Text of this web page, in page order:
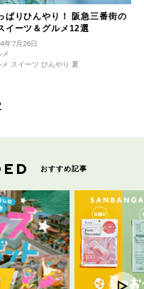
ぱりひんやり！ 阪急三番街の
イーツ＆グルメ12選
年7月26日
メ
メ スイーツ ひんやり 夏
おすすめ記事